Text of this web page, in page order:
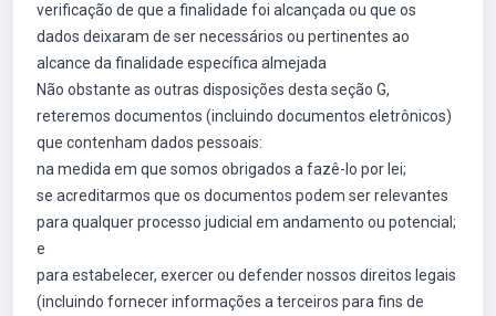
verificação de que a finalidade foi alcançada ou que os
dados deixaram de ser necessários ou pertinentes ao
alcance da finalidade específica almejada
Não obstante as outras disposições desta seção G,
reteremos documentos (incluindo documentos eletrônicos)
que contenham dados pessoais:
na medida em que somos obrigados a fazê-lo por lei;
se acreditarmos que os documentos podem ser relevantes
para qualquer processo judicial em andamento ou potencial;
e
para estabelecer, exercer ou defender nossos direitos legais
(incluindo fornecer informações a terceiros para fins de